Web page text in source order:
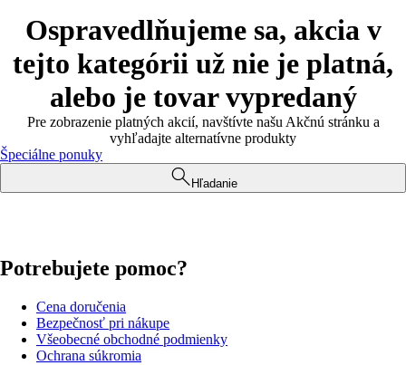
Ospravedlňujeme sa, akcia v
tejto kategórii už nie je platná,
alebo je tovar vypredaný
Pre zobrazenie platných akcií, navštívte našu Akčnú stránku a
vyhľadajte alternatívne produkty
Špeciálne ponuky
Hľadanie
Potrebujete pomoc?
Cena doručenia
Bezpečnosť pri nákupe
Všeobecné obchodné podmienky
Ochrana súkromia